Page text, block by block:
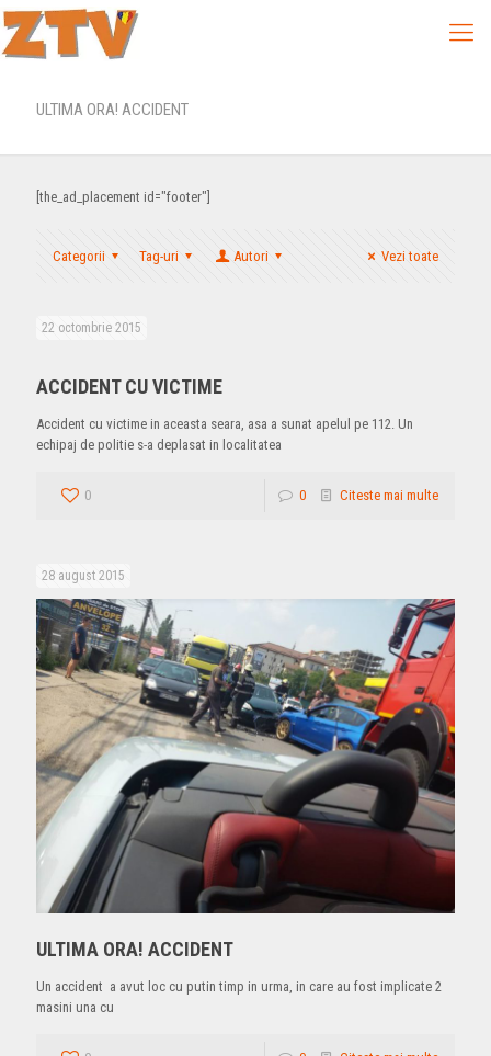
ULTIMA ORA! ACCIDENT
[the_ad_placement id="footer"]
Categorii Tag-uri Autori Vezi toate
22 octombrie 2015
ACCIDENT CU VICTIME
Accident cu victime in aceasta seara, asa a sunat apelul pe 112. Un
echipaj de politie s-a deplasat in localitatea
0 0 Citeste mai multe
28 august 2015
ULTIMA ORA! ACCIDENT
Un accident a avut loc cu putin timp in urma, in care au fost implicate 2
masini una cu